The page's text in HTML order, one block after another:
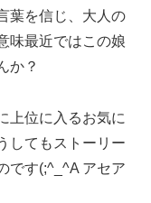
葉を信じ、大人の
味最近ではこの娘
か？
上位に入るお気に
してもストーリー
です(;^_^A アセア